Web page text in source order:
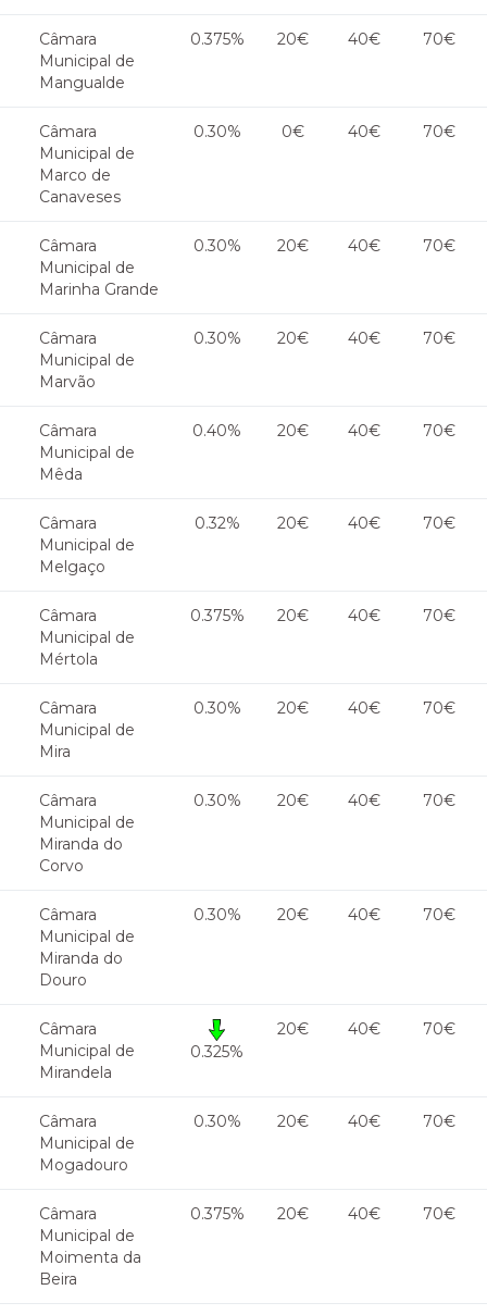
Câmara
Municipal de
Mangualde
0.375% 20€ 40€ 70€
Câmara
Municipal de
Marco de
Canaveses
0.30% 0€ 40€ 70€
Câmara
Municipal de
Marinha Grande
0.30% 20€ 40€ 70€
Câmara
Municipal de
Marvão
0.30% 20€ 40€ 70€
Câmara
Municipal de
Mêda
0.40% 20€ 40€ 70€
Câmara
Municipal de
Melgaço
0.32% 20€ 40€ 70€
Câmara
Municipal de
Mértola
0.375% 20€ 40€ 70€
Câmara
Municipal de
Mira
0.30% 20€ 40€ 70€
Câmara
Municipal de
Miranda do
Corvo
0.30% 20€ 40€ 70€
Câmara
Municipal de
Miranda do
Douro
0.30% 20€ 40€ 70€
Câmara
Municipal de
Mirandela
0.325%
20€ 40€ 70€
Câmara
Municipal de
Mogadouro
0.30% 20€ 40€ 70€
Câmara
Municipal de
Moimenta da
Beira
0.375% 20€ 40€ 70€